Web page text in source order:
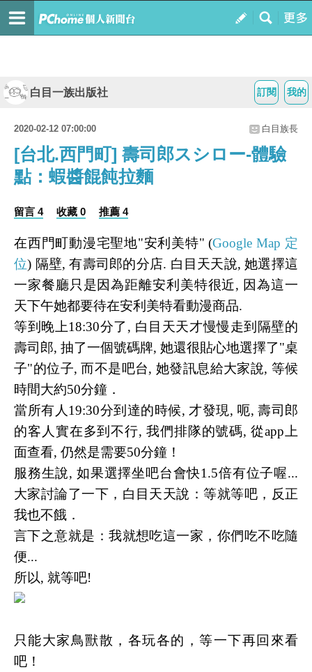
我的
訂閱
白目一族出版社
2020-02-12 07:00:00 白目族長
[台北.西門町] 壽司郎スシロー-體驗
點：蝦醬餛飩拉麵
留言 4 收藏 0 推薦 4
在西門町動漫宅聖地"安利美特" (Google Map 定
位) 隔壁, 有壽司郎的分店. 白目天天說, 她選擇這
一家餐廳只是因為距離安利美特很近, 因為這一
天下午她都要待在安利美特看動漫商品.
等到晚上18:30分了, 白目天天才慢慢走到隔壁的
壽司郎, 抽了一個號碼牌, 她還很貼心地選擇了"桌
子"的位子, 而不是吧台, 她發訊息給大家說, 等候
時間大約50分鐘．
當所有人19:30分到達的時候, 才發現, 呃, 壽司郎
的客人實在多到不行, 我們排隊的號碼, 從app上
面查看, 仍然是需要50分鐘！
服務生說, 如果選擇坐吧台會快1.5倍有位子喔...
大家討論了一下，白目天天說：等就等吧，反正
我也不餓．
言下之意就是：我就想吃這一家，你們吃不吃隨
便...
所以, 就等吧!
只能大家鳥獸散，各玩各的，等一下再回來看
吧！